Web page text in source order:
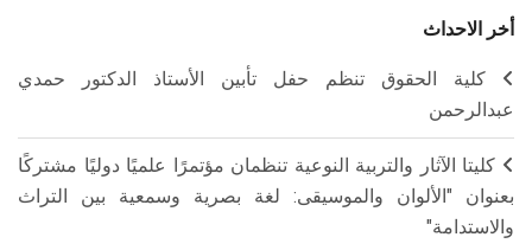
أخر الاحداث
كلية الحقوق تنظم حفل تأبين الأستاذ الدكتور حمدي
عبدالرحمن
كليتا الآثار والتربية النوعية تنظمان مؤتمرًا علميًا دوليًا مشتركًا
بعنوان "الألوان والموسيقى: لغة بصرية وسمعية بين التراث
والاستدامة"